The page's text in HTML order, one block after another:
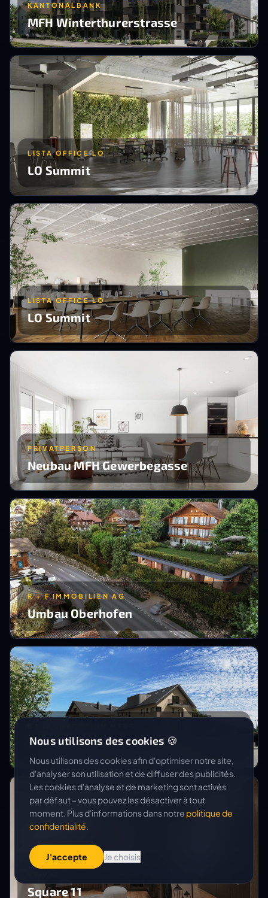
KANTONALBANK
MFH Winterthurerstrasse
LISTA OFFICE LO
LO Summit
LISTA OFFICE LO
LO Summit
PRIVATPERSON
Neubau MFH Gewerbegasse
R + F IMMOBILIEN AG
Umbau Oberhofen
2 MFH Wäldi
Square 11
Nous utilisons des cookies 🍪
Nous utilisons des cookies afin d'optimiser notre site,
d'analyser son utilisation et de diffuser des publicités.
Les cookies d'analyse et de marketing sont activés
par défaut – vous pouvez les désactiver à tout
moment. Plus d'informations dans notre politique de
confidentialité.
J'accepte Je choisis